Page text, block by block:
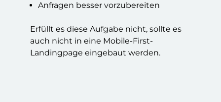
Anfragen besser vorzubereiten
Erfüllt es diese Aufgabe nicht, sollte es
auch nicht in eine Mobile-First-
Landingpage eingebaut werden.